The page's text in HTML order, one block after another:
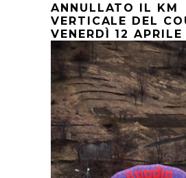
ANNULLATO IL KM
VERTICALE DEL
VENERDÌ 12